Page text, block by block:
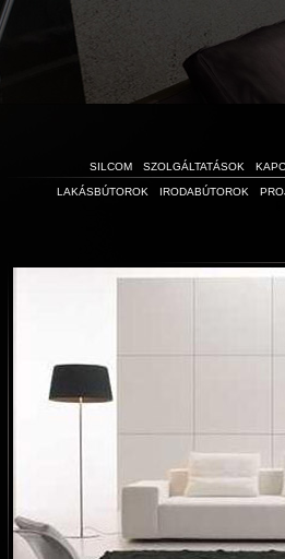
SILCOM SZOLGÁLTATÁSOK
LAKÁSBÚTOROK IRODABÚTOROK